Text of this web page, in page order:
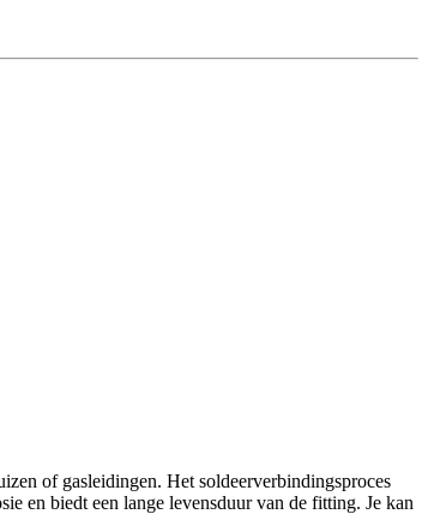
of gasleidingen. Het soldeerverbindingsproces
en biedt een lange levensduur van de fitting. Je kan